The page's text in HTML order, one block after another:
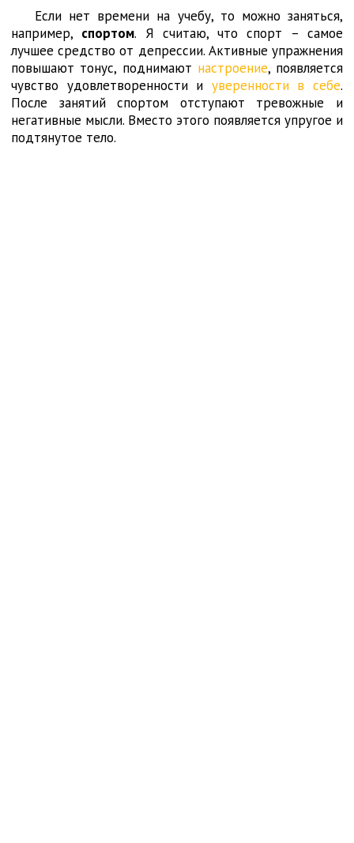
Если нет времени на учебу, то можно заняться,
например, спортом. Я считаю, что спорт – самое
лучшее средство от депрессии. Активные упражнения
повышают тонус, поднимают настроение, появляется
чувство удовлетворенности и уверенности в себе.
После занятий спортом отступают тревожные и
негативные мысли. Вместо этого появляется упругое и
подтянутое тело.